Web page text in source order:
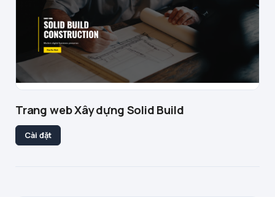
Trang web Xây dựng Solid Build
Cài đặt